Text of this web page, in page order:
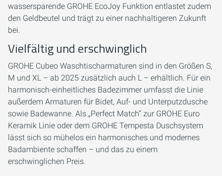
wassersparende GROHE EcoJoy Funktion entlastet zudem
den Geldbeutel und trägt zu einer nachhaltigeren Zukunft
bei.
Vielfältig und erschwinglich
GROHE Cubeo Waschtischarmaturen sind in den Größen S,
M und XL – ab 2025 zusätzlich auch L – erhältlich. Für ein
harmonisch-einheitliches Badezimmer umfasst die Linie
außerdem Armaturen für Bidet, Auf- und Unterputzdusche
sowie Badewanne. Als „Perfect Match“ zur GROHE Euro
Keramik Linie oder dem GROHE Tempesta Duschsystem
lässt sich so mühelos ein harmonisches und modernes
Badambiente schaffen – und das zu einem
erschwinglichen Preis.